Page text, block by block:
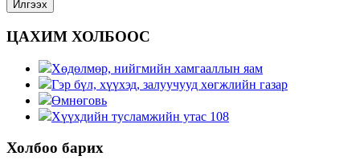
ЦАХИМ ХОЛБООС
Хөдөлмөр, нийгмийн хамгааллын яам
Гэр бүл, хүүхэд, залуучууд хөгжлийн газар
Өмнөговь
Хүүхдийн тусламжийн утас 108
Холбоо барих